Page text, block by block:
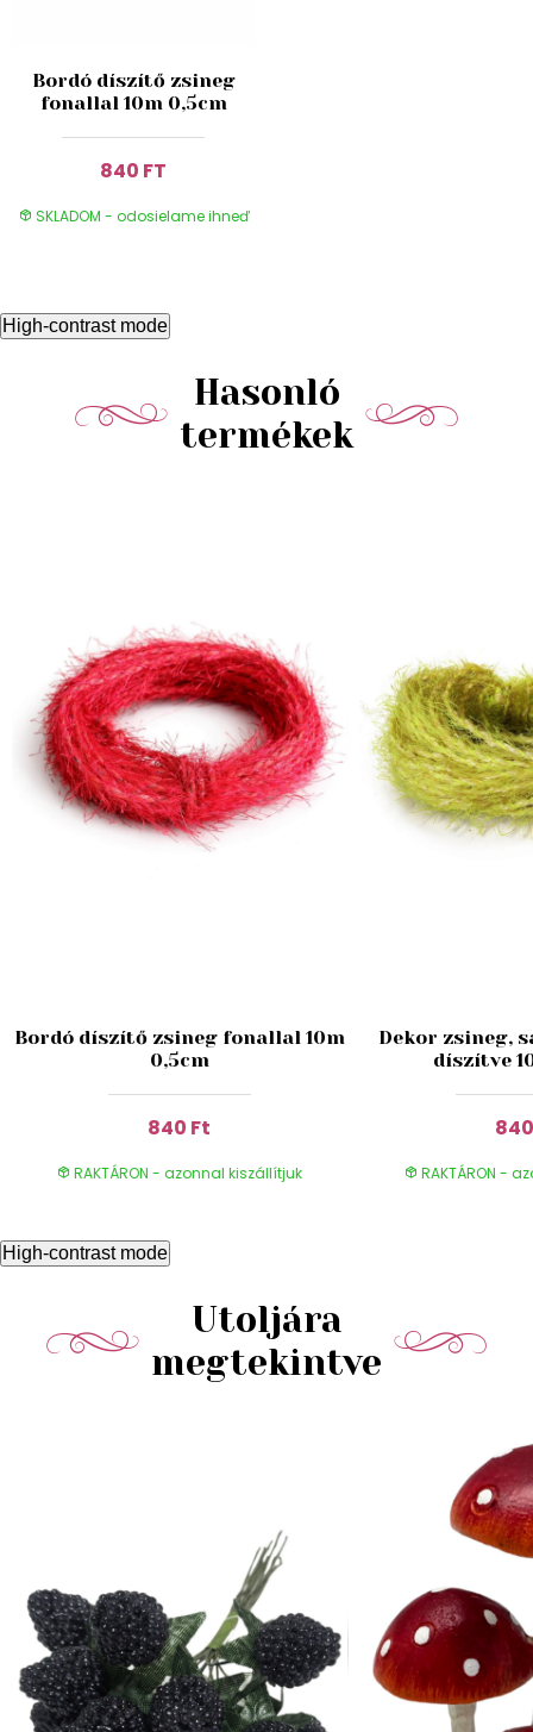
Bordó díszítő zsineg
fonallal 10m 0,5cm
840 FT
SKLADOM - odosielame ihneď
High-contrast mode
Hasonló
termékek
Bordó díszítő zsineg fonallal 10m
0,5cm
840 Ft
RAKTÁRON - azonnal kiszállítjuk
Dekor zsineg,
díszítve
RAKTÁRON -
High-contrast mode
Utoljára
megtekintve